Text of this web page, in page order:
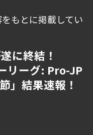
もとに掲載してい
に終結！
リーグ: Pro-JP
」結果速報！